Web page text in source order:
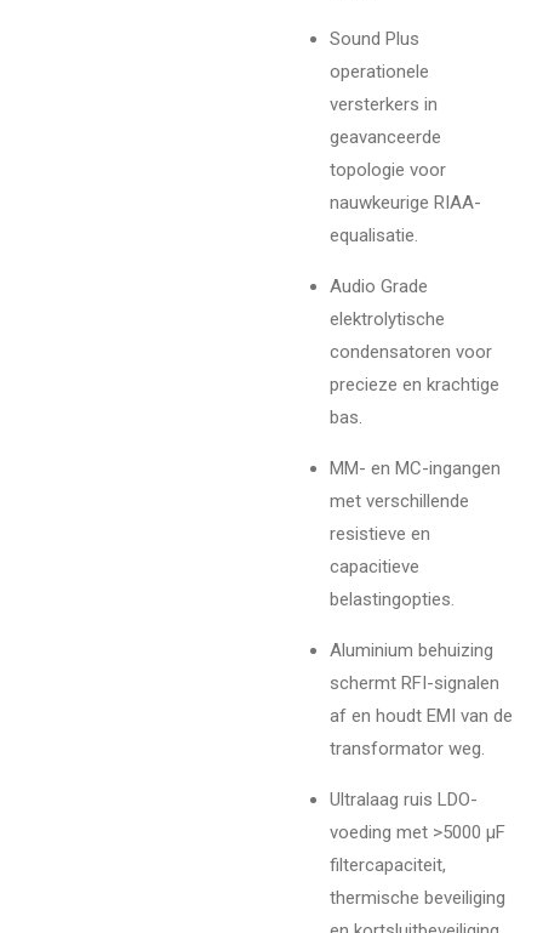
Sound Plus
operationele
versterkers in
geavanceerde
topologie voor
nauwkeurige RIAA-
equalisatie.
Audio Grade
elektrolytische
condensatoren voor
precieze en krachtige
bas.
MM- en MC-ingangen
met verschillende
resistieve en
capacitieve
belastingopties.
Aluminium behuizing
schermt RFI-signalen
af en houdt EMI van de
transformator weg.
Ultralaag ruis LDO-
voeding met >5000 µF
filtercapaciteit,
thermische beveiliging